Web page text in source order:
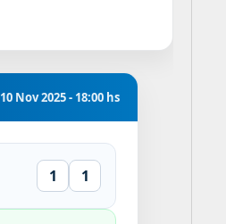
10 Nov 2025 - 18:00 hs
1 1